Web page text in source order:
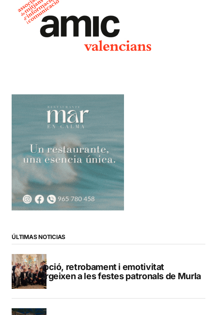
ÚLTIMAS NOTICIAS
Devoció, retrobament i emotivitat
emergeixen a les festes patronals de Murla